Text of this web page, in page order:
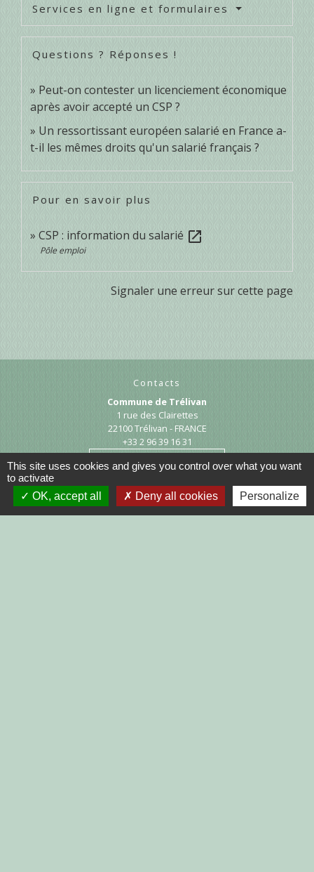
Services en ligne et formulaires
Questions ? Réponses !
Peut-on contester un licenciement économique
après avoir accepté un CSP ?
Un ressortissant européen salarié en France a-
t-il les mêmes droits qu'un salarié français ?
Pour en savoir plus
CSP : information du salarié open_in_new
Pôle emploi
Signaler une erreur sur cette page
Contacts
Commune de Trélivan
1 rue des Clairettes
22100 Trélivan - FRANCE
+33 2 96 39 16 31
Contact par formulaire
This site uses cookies and gives you control over what you want
to activate
OK, accept all
Deny all cookies Personalize